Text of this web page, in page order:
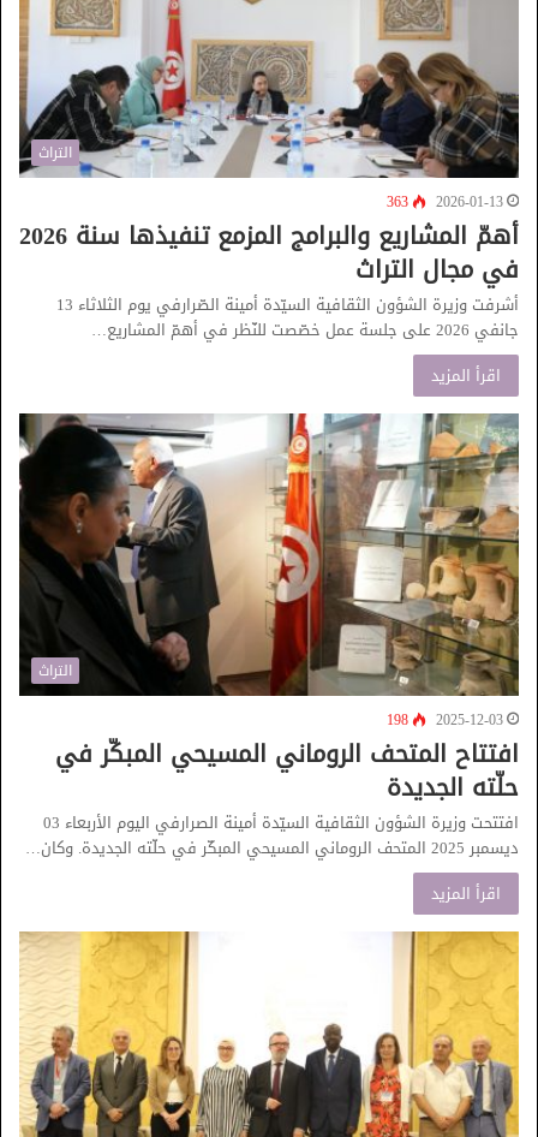
التراث
2026-01-13
363
أهمّ المشاريع والبرامج المزمع تنفيذها سنة 2026
في مجال التراث
أشرفت وزيرة الشؤون الثقافية السيّدة أمينة الصّرارفي يوم الثلاثاء 13
جانفي 2026 على جلسة عمل خصّصت للنّظر في أهمّ المشاريع…
اقرأ المزيد
التراث
2025-12-03
198
افتتاح المتحف الروماني المسيحي المبكّر في
حلّته الجديدة
افتتحت وزيرة الشؤون الثقافية السيّدة أمينة الصرارفي اليوم الأربعاء 03
ديسمبر 2025 المتحف الروماني المسيحي المبكّر في حلّته الجديدة. وكان…
اقرأ المزيد